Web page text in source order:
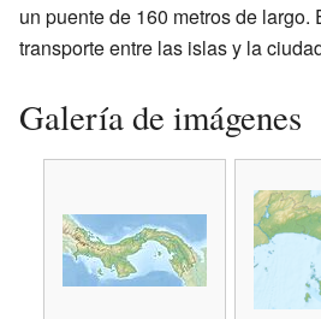
un puente de 160 metros de largo.
transporte entre las islas y la
Galería de imágenes